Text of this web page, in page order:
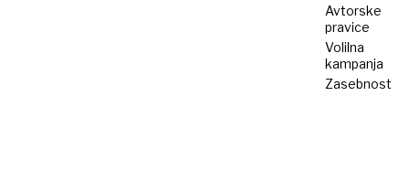
Avtorske
pravice
Volilna
kampanja
Zasebnost